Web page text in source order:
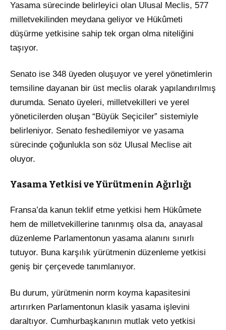
Yasama sürecinde belirleyici olan Ulusal Meclis, 577
milletvekilinden meydana geliyor ve Hükûmeti
düşürme yetkisine sahip tek organ olma niteliğini
taşıyor.
Senato ise 348 üyeden oluşuyor ve yerel yönetimlerin
temsiline dayanan bir üst meclis olarak yapılandırılmış
durumda. Senato üyeleri, milletvekilleri ve yerel
yöneticilerden oluşan “Büyük Seçiciler” sistemiyle
belirleniyor. Senato feshedilemiyor ve yasama
sürecinde çoğunlukla son söz Ulusal Meclise ait
oluyor.
Yasama Yetkisi ve Yürütmenin Ağırlığı
Fransa’da kanun teklif etme yetkisi hem Hükûmete
hem de milletvekillerine tanınmış olsa da, anayasal
düzenleme Parlamentonun yasama alanını sınırlı
tutuyor. Buna karşılık yürütmenin düzenleme yetkisi
geniş bir çerçevede tanımlanıyor.
Bu durum, yürütmenin norm koyma kapasitesini
artırırken Parlamentonun klasik yasama işlevini
daraltıyor. Cumhurbaşkanının mutlak veto yetkisi